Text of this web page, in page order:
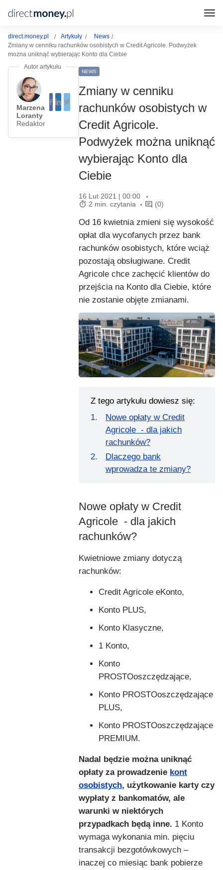
direct.money.pl Artykuły
News
Zmiany w cenniku rachunków osobistych w Credit Agricole. Podwyżek
można uniknąć wybierając Konto dla Ciebie
Marzena
Loranty
Redaktor
NEWS
Zmiany w cenniku
rachunków osobistych w
Credit Agricole.
Podwyżek można uniknąć
wybierając Konto dla
Ciebie
16 Lut 2021 | 00:00
2 min. czytania
(0)
Od 16 kwietnia zmieni się wysokość
opłat dla wycofanych przez bank
rachunków osobistych, które wciąż
pozostają obsługiwane. Credit
Agricole chce zachęcić klientów do
przejścia na Konto dla Ciebie, które
nie zostanie objęte zmianami.
Z tego artykułu dowiesz się:
Nowe opłaty w Credit
Agricole - dla jakich
rachunków?
Dlaczego bank
wprowadza te zmiany?
Nowe opłaty w Credit
Agricole - dla jakich
rachunków?
Kwietniowe zmiany dotyczą
rachunków:
Credit Agricole eKonto,
Konto PLUS,
Konto Klasyczne,
1 Konto,
Konto
PROSTOoszczędzające,
Konto PROSTOoszczędzające
PLUS,
Konto PROSTOoszczędzające
PREMIUM.
Nadal będzie można uniknąć
opłaty za prowadzenie kont
osobistych, użytkowanie karty czy
wypłaty z bankomatów, ale
warunki w niektórych
przypadkach będą inne. 1 Konto
wymaga wykonania min. pięciu
transakcji bezgotówkowych –
inaczej co miesiąc bank pobierze